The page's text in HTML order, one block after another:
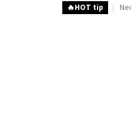
🔥HOT tip